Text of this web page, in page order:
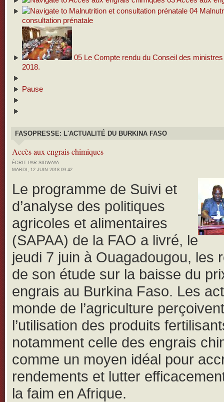
04
consultation prénatale
05 Le Compte rendu du Conseil des
2018.
Pause
FASOPRESSE: L'ACTUALITÉ DU BURKINA FASO
Accès aux engrais chimiques
ÉCRIT PAR SIDWAYA
MARDI, 12 JUIN 2018 09:42
Le programme de Suivi et
d’analyse des politiques
agricoles et alimentaires
(SAPAA) de la FAO a livré, le
jeudi 7 juin à Ouagadougou, les
de son étude sur la baisse du
engrais au Burkina Faso. Les
monde de l’agriculture perçoivent
l’utilisation des produits
notamment celle des engrais
comme un moyen idéal pour
rendements et lutter
la faim en Afrique.